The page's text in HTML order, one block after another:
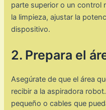
parte superior o un control
la limpieza, ajustar la
dispositivo.
2. Prepara el
Asegúrate de que el área
recibir a la aspiradora
pequeño o cables que